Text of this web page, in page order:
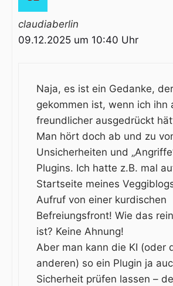
claudiaberlin
09.12.2025 um 10:40 Uhr
Naja, es ist ein Gedanke,
gekommen ist, wenn ich ihn
freundlicher ausgedrückt
Man hört doch ab und zu
Unsicherheiten und
Plugins. Ich hatte z.B. mal
Startseite meines
Aufruf von einer kurdischen
Befreiungsfront! Wie das
ist? Keine Ahnung!
Aber man kann die KI (oder
anderen) so ein Plugin ja
Sicherheit prüfen lassen –